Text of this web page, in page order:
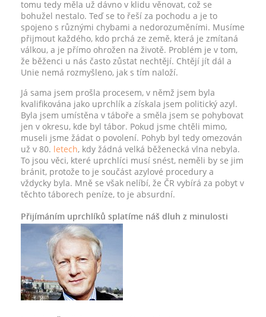
tomu tedy měla už dávno v klidu věnovat, což se
bohužel nestalo. Teď se to řeší za pochodu a je to
spojeno s různými chybami a nedorozuměními. Musíme
přijmout každého, kdo prchá ze země, která je zmítaná
válkou, a je přímo ohrožen na životě. Problém je v tom,
že běženci u nás často zůstat nechtějí. Chtějí jít dál a
Unie nemá rozmyšleno, jak s tím naloží.
Já sama jsem prošla procesem, v němž jsem byla
kvalifikována jako uprchlík a získala jsem politický azyl.
Byla jsem umístěna v táboře a směla jsem se pohybovat
jen v okresu, kde byl tábor. Pokud jsme chtěli mimo,
museli jsme žádat o povolení. Pohyb byl tedy omezován
už v 80. letech, kdy žádná velká běženecká vlna nebyla.
To jsou věci, které uprchlíci musí snést, neměli by se jim
bránit, protože to je součást azylové procedury a
vždycky byla. Mně se však nelíbí, že ČR vybírá za pobyt v
těchto táborech peníze, to je absurdní.
Přijímáním uprchlíků splatíme náš dluh z minulosti